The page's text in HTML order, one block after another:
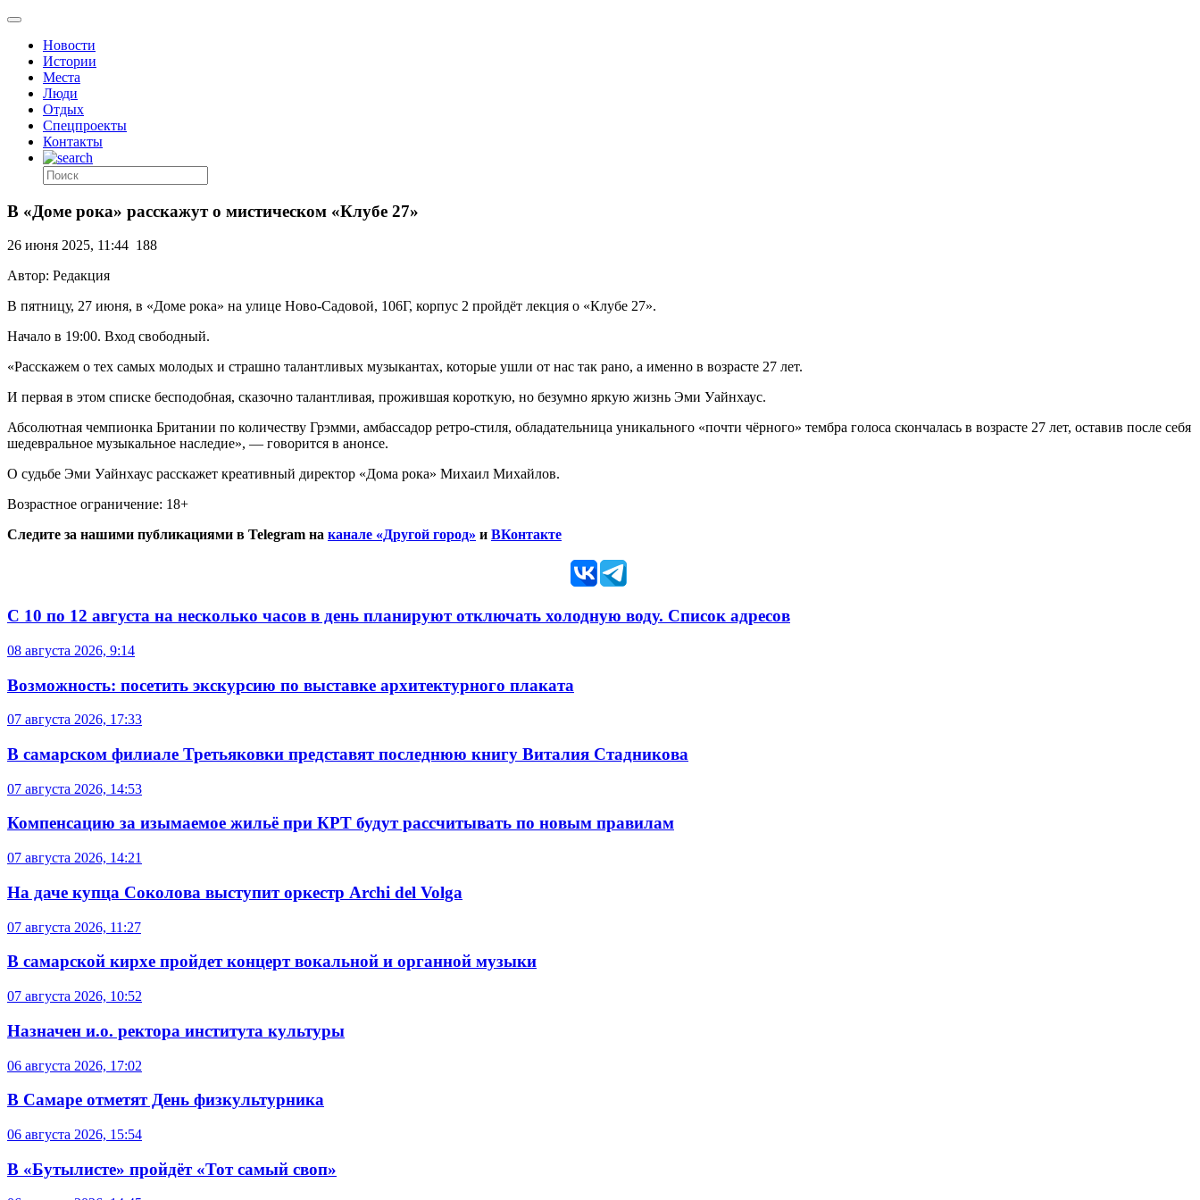
Новости
Истории
Места
Люди
Отдых
Спецпроекты
Контакты
В «Доме рока» расскажут о мистическом «Клубе 27»
26 июня 2025, 11:44 188
Автор: Редакция
В пятницу, 27 июня, в «Доме рока» на улице Ново-Садовой, 106Г, корпус 2 пройдёт лекция о «Клубе 27».
Начало в 19:00. Вход свободный.
«Расскажем о тех самых молодых и страшно талантливых музыкантах, которые ушли от нас так рано, а именно в возрасте 27 лет.
И первая в этом списке бесподобная, сказочно талантливая, прожившая короткую, но безумно яркую жизнь Эми Уайнхаус.
Абсолютная чемпионка Британии по количеству Грэмми, амбассадор ретро-стиля, обладательница уникального «почти чёрного» тембра голоса скончалась в возрасте 27 лет, оставив после себя
шедевральное музыкальное наследие», — говорится в анонсе.
О судьбе Эми Уайнхаус расскажет креативный директор «Дома рока» Михаил Михайлов.
Возрастное ограничение: 18+
Следите за нашими публикациями в Telegram на канале «Другой город» и ВКонтакте
С 10 по 12 августа на несколько часов в день планируют отключать холодную воду. Список адресов
08 августа 2026, 9:14
Возможность: посетить экскурсию по выставке архитектурного плаката
07 августа 2026, 17:33
В самарском филиале Третьяковки представят последнюю книгу Виталия Стадникова
07 августа 2026, 14:53
Компенсацию за изымаемое жильё при КРТ будут рассчитывать по новым правилам
07 августа 2026, 14:21
На даче купца Соколова выступит оркестр Archi del Volga
07 августа 2026, 11:27
В самарской кирхе пройдет концерт вокальной и органной музыки
07 августа 2026, 10:52
Назначен и.о. ректора института культуры
06 августа 2026, 17:02
В Самаре отметят День физкультурника
06 августа 2026, 15:54
В «Бутылисте» пройдёт «Тот самый своп»